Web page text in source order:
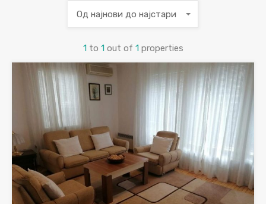
1 to 1 out of 1 properties
Од најнови до најстари